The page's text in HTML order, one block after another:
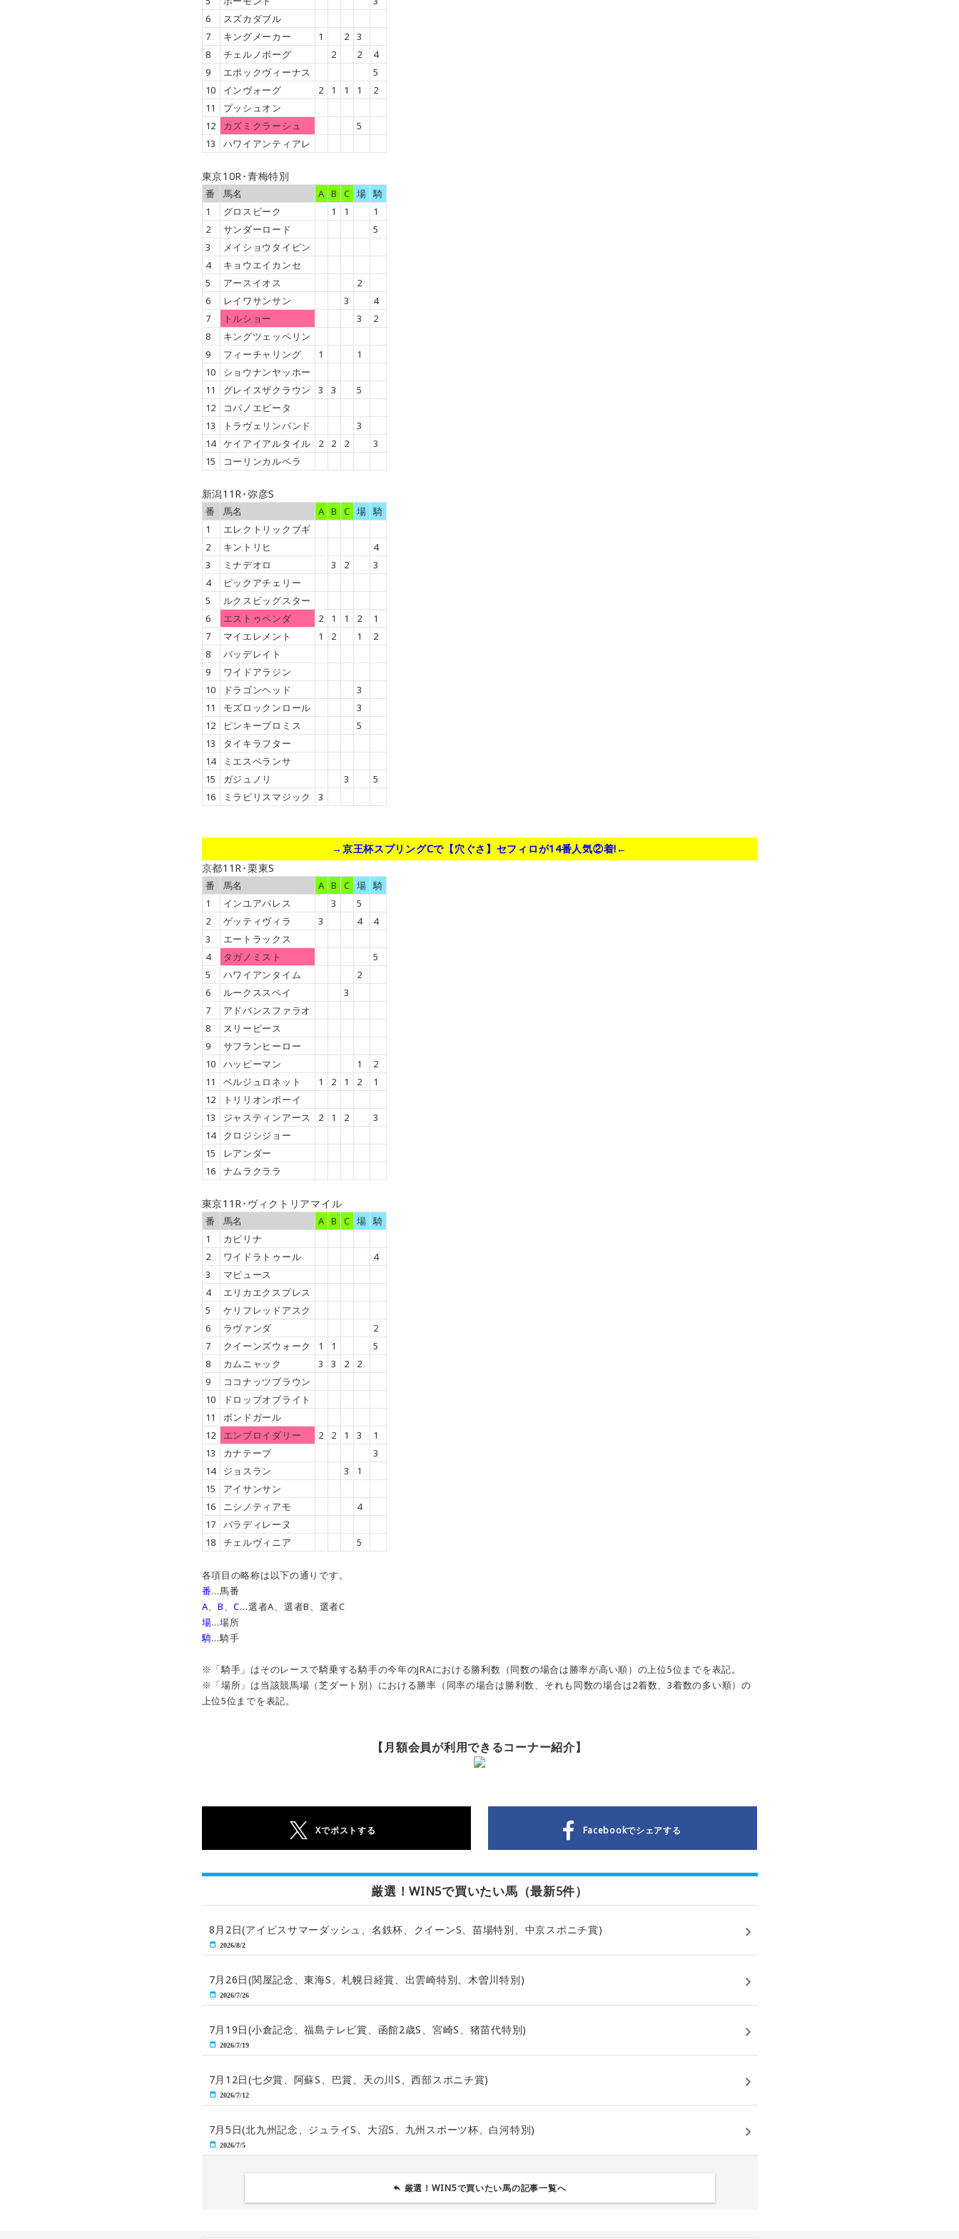
6
スズカダブル
7
キングメーカー 1 2
3
8
チェルノボーグ 2 2
4
9
エポックヴィーナス
5
10
インヴォーグ 2 1 1 1
2
11
プッシュオン
12
カズミクラーシュ
5
13
ハワイアンティアレ
東京10R･青梅特別
番 馬名 A B C 場 騎
1
グロスビーク 1 1
1
2
サンダーロード
5
3
メイショウタイピン
4
キョウエイカンセ
5
アースイオス
2
6
レイワサンサン 3
4
7
トルショー 3
2
8
キングツェッペリン
9
フィーチャリング 1
1
10
ショウナンヤッホー
11
グレイスザクラウン 3 3
5
12
コパノエビータ
13
トラヴェリンバンド
3
14 ケイアイアルタイル 2 2 2
3
15
コーリンカルベラ
新潟11R･弥彦S
番 馬名 A B C 場 騎
1
エレクトリックブギ
2
キントリヒ
4
3
ミナデオロ 3 2
3
4
ピックアチェリー
5
ルクスビッグスター
6
エストゥペンダ 2 1 1 2
1
7
マイエレメント 1 2 1
2
8
バッデレイト
9
ワイドアラジン
10
ドラゴンヘッド
3
11
モズロックンロール
3
12
ピンキープロミス
5
13
タイキラフター
14
ミエスペランサ
15
ガジュノリ 3
5
16
ミラビリスマジック 3
→京王杯スプリングCで【穴ぐさ】セフィロが14番人気②着!←
京都11R･栗東S
番 馬名 A B C 場 騎
1
インユアパレス 3
5
2
ゲッティヴィラ 3 4
4
3
エートラックス
4
タガノミスト
5
5
ハワイアンタイム
2
6
ルークススペイ
3
7
アドバンスファラオ
8
スリーピース
9
サフランヒーロー
10
ハッピーマン 1
2
11
ベルジュロネット 1 2 1 2
1
12
トリリオンボーイ
13
ジャスティンアース 2 1 2
3
14
クロジシジョー
15
レアンダー
16
ナムラクララ
東京11R･ヴィクトリアマイル
番 馬名 A B C 場 騎
1
カピリナ
2
ワイドラトゥール
4
3
マピュース
4
エリカエクスプレス
5
ケリフレッドアスク
6
ラヴァンダ
2
7
クイーンズウォーク 1 1
5
8
カムニャック 3 3 2
2
9
ココナッツブラウン
10
ドロップオブライト
11
ボンドガール
12
エンブロイダリー 2 2 1 3
1
13
カナテープ
3
14
ジョスラン 3
1
15
アイサンサン
16
ニシノティアモ
4
17
パラディレーヌ
18
チェルヴィニア 5
各項目の略称は以下の通りです。
番…馬番
A、 B、C…選者A、選者B、選者C
場…場所
騎…騎手
※「騎手」はそのレースで騎乗する騎手の今年のJRAにおける勝利数（同数の場合は勝率が高い順）の上位5位までを表記。
※「場所」は当該競馬場（芝ダート別）における勝率（同率の場合は勝利数、それも同数の場合は2着数、3着数の多い順）の
上位5位までを表記。
【月額会員が利用できるコーナー紹介】
Xでポストする Facebookでシェアする
厳選！WIN5で買いたい馬（最新5件）
8月2日(アイビスサマーダッシュ、名鉄杯、クイーンS、苗場特別、中京スポニチ賞)
2026/8/2
7月26日(関屋記念、東海S、札幌日経賞、出雲崎特別、木曽川特別)
2026/7/26
7月19日(小倉記念、福島テレビ賞、函館2歳S、宮崎S、猪苗代特別)
2026/7/19
7月12日(七夕賞、阿蘇S、巴賞、天の川S、西部スポニチ賞)
2026/7/12
7月5日(北九州記念、ジュライS、大沼S、九州スポーツ杯、白河特別)
2026/7/5
厳選！WIN5で買いたい馬の記事一覧へ